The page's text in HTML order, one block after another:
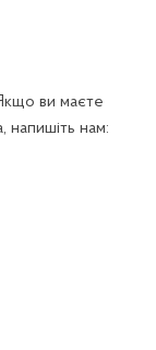
ви маєте
напишіть нам: